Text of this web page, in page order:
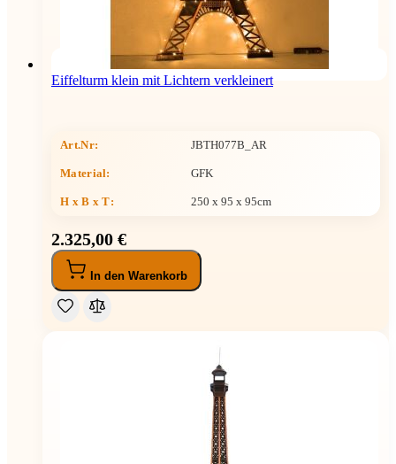
Eiffelturm klein mit Lichtern verkleinert
Art.Nr: JBTH077B_AR
Material: GFK
H x B x T: 250 x 95 x 95cm
2.325,00 €
In den Warenkorb